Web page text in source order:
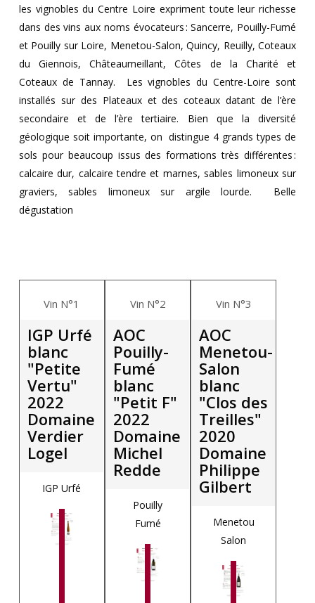
les vignobles du Centre Loire expriment toute leur richesse
dans des vins aux noms évocateurs : Sancerre, Pouilly-Fumé
et Pouilly sur Loire, Menetou-Salon,Quincy, Reuilly, Coteaux
du Giennois,Châteaumeillant, Côtes de la Charité et
Coteaux de Tannay.
Les vignobles du Centre-Loire sont
installés sur des Plateaux et des coteaux datant de l’ère
secondaire etde l’ère tertiaire.
Bien que la diversité
géologique soit importante, on distingue 4 grands types de
sols pour beaucoup issus des formations très différentes :
calcaire dur, calcaire tendre et marnes, sables limoneux sur
graviers, sables
limoneux sur argile lourde.
Belle
dégustation
Vin N°1
IGP Urfé
blanc
"Petite
Vertu"
2022
Domaine
Verdier
Logel
IGP Urfé
Vin N°2
AOC
Pouilly-
Fumé
blanc
"Petit F"
2022
Domaine
Michel
Redde
Pouilly
Fumé
Vin N°3
AOC
Menetou-
Salon
blanc
"Clos des
Treilles"
2020
Domaine
Philippe
Gilbert
Menetou
Salon